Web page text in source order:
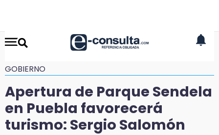
GOBIERNO
Apertura de Parque Sendela
en Puebla favorecerá
turismo: Sergio Salomón